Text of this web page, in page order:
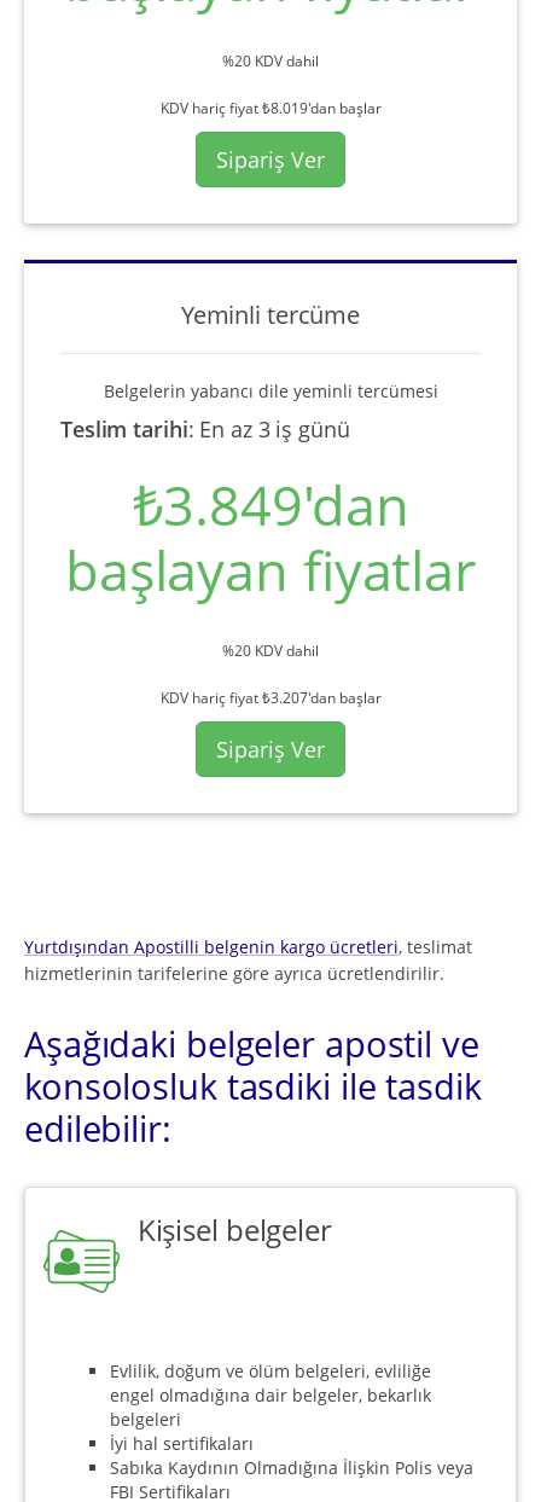
%20 KDV dahil
KDV hariç fiyat ₺8.019'dan başlar
Sipariş Ver
Yeminli tercüme
Belgelerin yabancı dile yeminli tercümesi
Teslim tarihi: En az 3 iş günü
₺3.849'dan
başlayan fiyatlar
%20 KDV dahil
KDV hariç fiyat ₺3.207'dan başlar
Sipariş Ver
Yurtdışından Apostilli belgenin kargo ücretleri, teslimat
hizmetlerinin tarifelerine göre ayrıca ücretlendirilir.
Aşağıdaki belgeler apostil ve
konsolosluk tasdiki ile tasdik
edilebilir:
Kişisel belgeler
Evlilik, doğum ve ölüm belgeleri, evliliğe
engel olmadığına dair belgeler, bekarlık
belgeleri
İyi hal sertifikaları
Sabıka Kaydının Olmadığına İlişkin Polis veya
FBI Sertifikaları